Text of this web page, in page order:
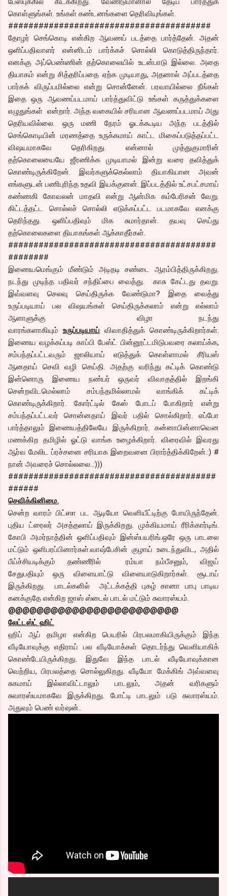
கொள்ளுங்கள். உங்கள் கண்டனங்களை தெரிவியுங்கள்.
########################################
தோழர் செங்கொடி என்கிற ஆவணப் படத்தை பார்த்தேன். அதன்
ஒளிப்பதிவாளர் என்னிடம் பார்க்கச் சொல்லி கொடுத்திருந்தார்.
எனக்கு அப்பெண்ணின் தற்கொலையில் உடன்பாடு இல்லை. அதை
தியாகம் என்று சித்தரிப்பதை ஏற்க முடியாது, அதனால் அப்படத்தை
பார்கக் விருப்பமில்லை என்று சொன்னேன். பரவாயில்லை நீங்கள்
இதை ஒரு ஆவணப்படமாய் பார்த்துவிட்டு உங்கள் கருத்துக்களை
எழுதுங்கள் என்றார். அந்த வகையில் சரியான ஆவணப்படமாய் அது
தெரியவில்லை. ஒரு மணி நேரம் ஓடக்கூடிய அந்த படத்தில்
செங்கொடியின் மரணத்தை உருக்கமாய் காட்ட மிகைப்படுத்தப்பட்ட
விஷயமாகவே தெரிகிறது. என்னால் முத்துகுமாரின்
தற்கொலையையே ஜீரணிக்க முடியாமல் இன்று வரை தவித்துக்
கொண்டிருக்கிறேன். இவர்களுக்கெல்லாம் தியாகியான அவன்
எங்களுடன் பணிபுரிந்த உதவி இயக்குனன். இப்படத்தில் உட்சபட்சமாய்
கண்ணகி கோவலன் மாதவி என்று ஆன்மிக கம்பேரிசன் வேறு.
கிட்டத்தட்ட சொல்லச் சொல்லி எடுக்கப்பட்ட படமாகவே எனக்கு
தெரிந்தது. ஒளிப்பதிவும் மிக சுமார்தான். தயவு செய்து
தற்கொலைகளை தியாகங்கள் ஆக்காதீர்கள்.
#########################################
########
இணையமெங்கும் மீண்டும் அடிதடி சண்டை ஆரம்பித்திருக்கிறது.
நடந்து முடிந்த பதிவர் சந்திப்பை வைத்து. காசு கேட்டது தவறு.
இவ்வளவு செலவு செய்திருக்க வேண்டுமா? இதை வைத்து
உருப்படியாய் பல விஷயங்கள் செய்திருக்கலாம் என்று எல்லாம்
ஆளாளுக்கு விழா நடந்து
வாரங்களாகியும் உருப்படியாய் விவாதித்துக் கொண்டிருக்கிறார்கள்.
இணைய வழக்கப்படி காப்பி பேஸ்ட் பின்னூட்டமிடுபவரை கலாய்க்க,
சம்பந்தப்பட்டவரும் ஜாலியாய் எடுத்துக் கொள்ளாமல் சீரியஸ்
ஆனதாய் செவி வழி செய்தி. அதற்கு வரிந்து கட்டிக் கொண்டு
இன்னொரு இணைய நண்பர் ஒருவர் விவாதத்தில் இறங்கி
சென்றவிடமெல்லாம் சம்பந்தமில்லாமல் வாங்கிக் கட்டிக்
கொண்டிருக்கிறார். கோர்ட்டில் கேஸ் போடப் போகிறார் என்று
சம்பந்தப்பட்டவர் சொன்னதாய் இவர் பதில் சொல்கிறார். எப்போ
பார்த்தாலும் இணையத்திலேயே இருக்கிறார். கன்னாபின்னாவென
மணக்கிற தமிழில் ஓட்டு வாங்க உழைக்கிறார். விரைவில் இவரது
ஆர்வ மேலிட ப்ரச்சனை சரியாக இறைவனை பிரார்த்திக்கிறேன்.:) #
நான் அவரைச் சொல்லலை..:)))
#########################################
######
செவிக்கினிமை.
சென்ற வாரம் பிட்ஸா பட ஆடியோ வெளியீட்டிற்கு போயிருந்தேன்.
புதிய ட்ரைலர் அசத்தலாய் இருக்கிறது. முக்கியமாய் ரீரிக்கார்டிங்.
கோபி அமர்நாத்தின் ஒளிப்பதிவும் இன்ஸ்பயரிங்.ஒரே ஒரு பாடலை
மட்டும் ஒளிபரப்பினார்கள்.வாஷ்பேசின் குழாய் உடைந்துவிட, அதில்
பீய்ச்சியடிக்கும் தண்ணீரில் ரம்யா நம்பீசனும், விஜய்
சேதுபதியும் ஒரு விளையாட்டு விளையாடுகிறார்கள். சூடாய்
இருக்கிறது. பாடல்களில் அட்டக்கத்தி புகழ் கானா பாபு பாடிய
கனக்குதே என்கிற ஜாஸ் ஸ்டைல் பாடல் மட்டும் சுவாரஸ்யம்.
@@@@@@@@@@@@@@@@@@@@@@@@
லேட்டஸ்ட் ஹிட்
ஹிப் ஆப் தமிழா என்கிற பெயரில் பிரபலமாகியிருக்கும் இந்த
வீடியோவுக்கு எதிராய் பல வீடியோக்கள் தொடர்ந்து வெளியாகிக்
கொண்டேயிருக்கிறது. இதுவே இந்த பாடல் வீடியோவுக்கான
வெற்றிய, பிரபலத்தை சொல்லுகிறது. வீடியோ மேக்கிங் அவ்வளவு
சுகமாய் இல்லாவிட்டாலும் பாடலும், அதன் வரிகளும்
சுவாரஸ்யமாகவே இருக்கிறது. போட்டி பாடலும் படு சுவாரஸ்யம்.
அதுவும் பெண் வர்ஷன்..